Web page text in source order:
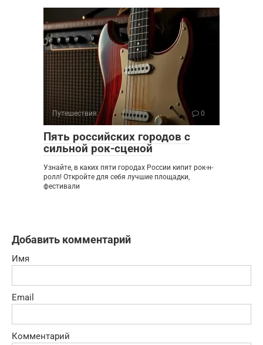
Путешествия 0
Пять российских городов с
сильной рок-сценой
Узнайте, в каких пяти городах России кипит рок-н-
ролл! Откройте для себя лучшие площадки,
фестивали
Добавить комментарий
Имя
Email
Комментарий